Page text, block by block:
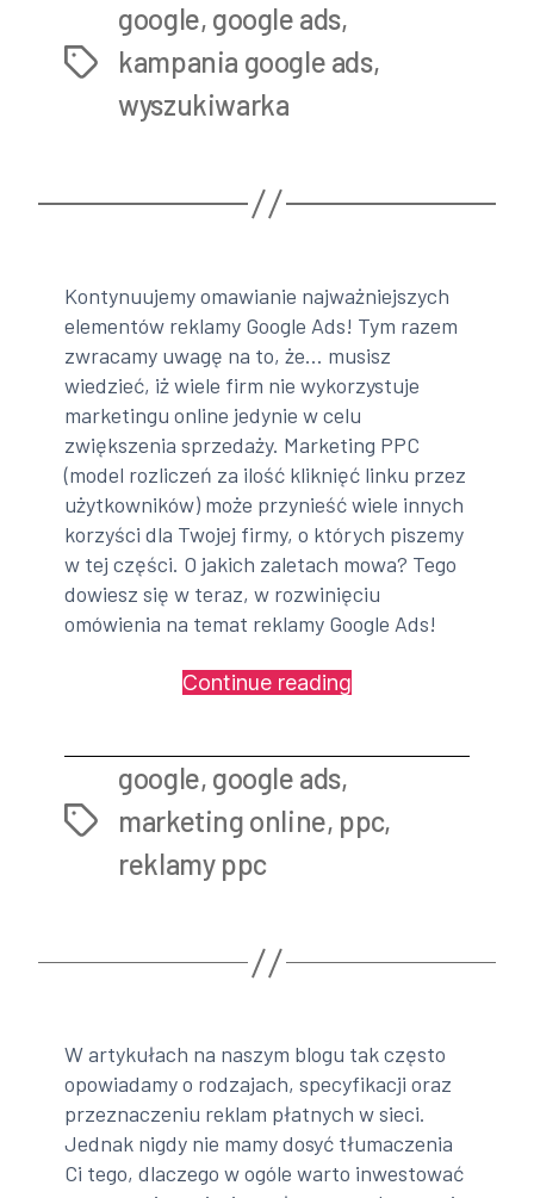
w
kampaniach”
Tags
google, google ads,
kampania google ads,
wyszukiwarka
Kontynuujemy omawianie najważniejszych
elementów reklamy Google Ads! Tym razem
zwracamy uwagę na to, że… musisz
wiedzieć, iż wiele firm nie wykorzystuje
marketingu online jedynie w celu
zwiększenia sprzedaży. Marketing PPC
(model rozliczeń za ilość kliknięć linku przez
użytkowników) może przynieść wiele innych
korzyści dla Twojej firmy, o których piszemy
w tej części. O jakich zaletach mowa? Tego
dowiesz się w teraz, w rozwinięciu
omówienia na temat reklamy Google Ads!
Continue reading
reklam
cz.
Tags
google, google ads,
marketing online, ppc,
reklamy ppc
W artykułach na naszym blogu tak często
opowiadamy o rodzajach, specyfikacji oraz
przeznaczeniu reklam płatnych w sieci.
Jednak nigdy nie mamy dosyć tłumaczenia
Ci tego, dlaczego w ogóle warto inwestować